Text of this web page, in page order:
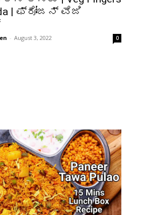
| ಫ್ರೋಜನ್ ವೆಜಿ
- August 3, 2022 0